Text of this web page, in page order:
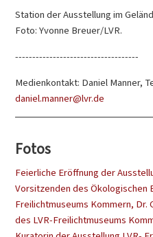
Station der Ausstellung im
Foto: Yvonne Breuer/LVR.
------------------------------------
Medienkontakt: Daniel Manner,
daniel.manner@lvr.de
Fotos
Feierliche Eröffnung der
Vorsitzenden des Ökologischen
Freilichtmuseums Kommern,
des LVR-Freilichtmuseums